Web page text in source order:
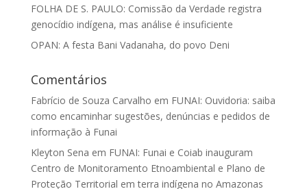
FOLHA DE S. PAULO: Comissão da Verdade registra
genocídio indígena, mas análise é insuficiente
OPAN: A festa Bani Vadanaha, do povo Deni
Comentários
Fabrício de Souza Carvalho em FUNAI: Ouvidoria: saiba
como encaminhar sugestões, denúncias e pedidos de
informação à Funai
Kleyton Sena em FUNAI: Funai e Coiab inauguram
Centro de Monitoramento Etnoambiental e Plano de
Proteção Territorial em terra indígena no Amazonas